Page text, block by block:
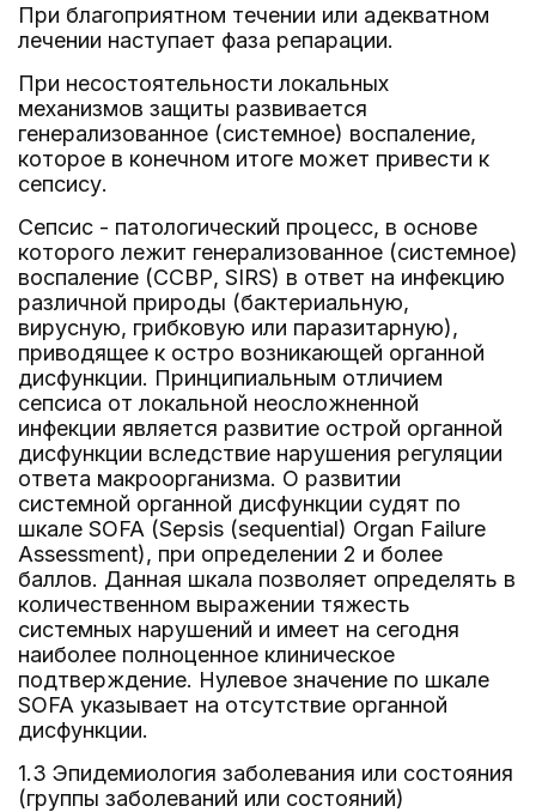
При благоприятном течении или адекватном
лечении наступает фаза репарации.
При несостоятельности локальных
механизмов защиты развивается
генерализованное (системное) воспаление,
которое в конечном итоге может привести к
сепсису.
Сепсис - патологический процесс, в основе
которого лежит генерализованное (системное)
воспаление (ССВР, SIRS) в ответ на инфекцию
различной природы (бактериальную,
вирусную, грибковую или паразитарную),
приводящее к остро возникающей органной
дисфункции. Принципиальным отличием
сепсиса от локальной неосложненной
инфекции является развитие острой органной
дисфункции вследствие нарушения регуляции
ответа макроорганизма. О развитии
системной органной дисфункции судят по
шкале SOFA (Sepsis (sequential) Organ Failure
Assessment), при определении 2 и более
баллов. Данная шкала позволяет определять в
количественном выражении тяжесть
системных нарушений и имеет на сегодня
наиболее полноценное клиническое
подтверждение. Нулевое значение по шкале
SOFA указывает на отсутствие органной
дисфункции.
1.3 Эпидемиология заболевания или состояния
(группы заболеваний или состояний)